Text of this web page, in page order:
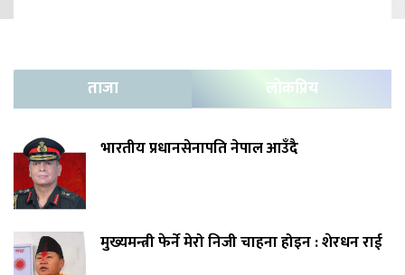
ताजा लोकप्रिय
भारतीय प्रधानसेनापति नेपाल आउँदै
मुख्यमन्त्री फेर्ने मेरो निजी चाहना होइन : शेरधन राई